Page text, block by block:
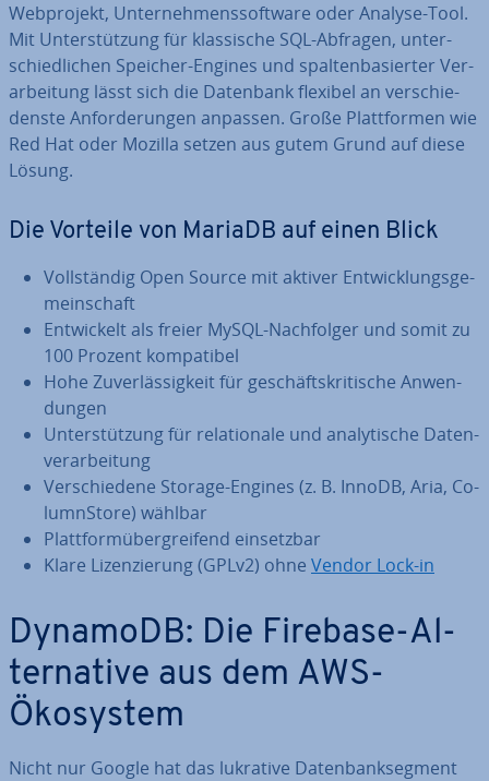
Web­pro­jekt, Un­ter­neh­mens­soft­ware oder Analyse-Tool.
Mit Un­ter­stüt­zung für klas­si­sche SQL-Abfragen, un­ter­
schied­li­chen Speicher-Engines und spal­ten­ba­sier­ter Ver­
ar­bei­tung lässt sich die Datenbank flexibel an ver­schie­
dens­te An­for­de­run­gen anpassen. Große Platt­for­men wie
Red Hat oder Mozilla setzen aus gutem Grund auf diese
Lösung.
Die Vorteile von MariaDB auf einen Blick
Voll­stän­dig Open Source mit aktiver Ent­wick­lungs­ge­
mein­schaft
Ent­wi­ckelt als freier MySQL-Nach­fol­ger und somit zu
100 Prozent kom­pa­ti­bel
Hohe Zu­ver­läs­sig­keit für ge­schäfts­kri­ti­sche An­wen­
dun­gen
Un­ter­stüt­zung für re­la­tio­na­le und ana­ly­ti­sche Da­ten­
ver­ar­bei­tung
Ver­schie­de­ne Storage-Engines (z. B. InnoDB, Aria, Co­
lum­nS­to­re) wählbar
Platt­form­über­grei­fend ein­setz­bar
Klare Li­zen­zie­rung (GPLv2) ohne Vendor Lock-in
DynamoDB: Die Firebase-Al­
ter­na­ti­ve aus dem AWS-
Ökosystem
Nicht nur Google hat das lukrative Da­ten­bank­seg­ment